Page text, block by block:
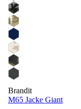
Brandit
M65 Jacke Giant